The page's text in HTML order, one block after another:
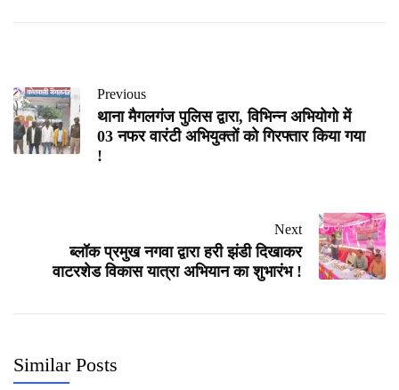
Previous
थाना मैगलगंज पुलिस द्वारा, विभिन्न अभियोगो में
03 नफर वारंटी अभियुक्तों को गिरफ्तार किया गया
!
Next
ब्लॉक प्रमुख नगवा द्वारा हरी झंडी दिखाकर
वाटरशेड विकास यात्रा अभियान का शुभारंभ !
Similar Posts